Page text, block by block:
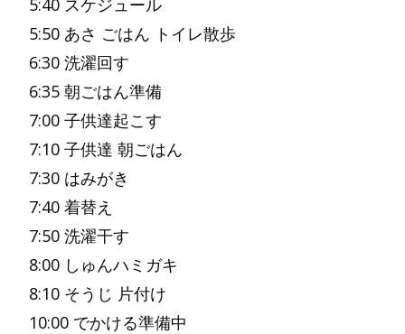
5:40 スケジュール
5:50 あさ ごはん トイレ散歩
6:30 洗濯回す
6:35 朝ごはん準備
7:00 子供達起こす
7:10 子供達 朝ごはん
7:30 はみがき
7:40 着替え
7:50 洗濯干す
8:00 しゅんハミガキ
8:10 そうじ 片付け
10:00 でかける準備中